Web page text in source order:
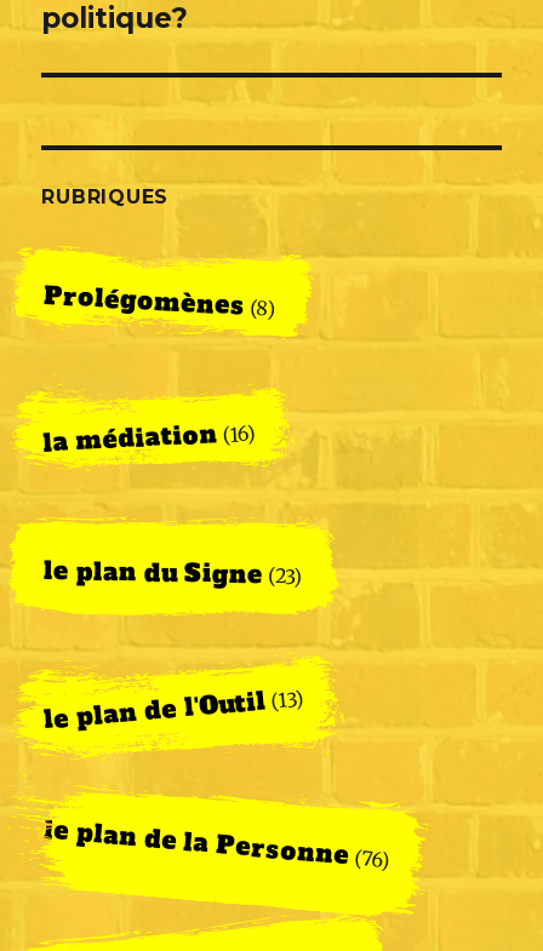
post:
politique?
RUBRIQUES
Prolégomènes (8)
la médiation (16)
le plan du Signe (23)
le plan de l'Outil (13)
le plan de la Personne (76)